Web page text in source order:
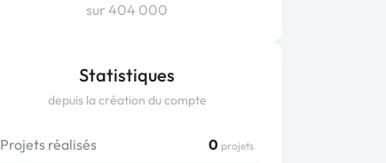
sur 404 000
Statistiques
depuis la création du compte
Projets réalisés 0 projets